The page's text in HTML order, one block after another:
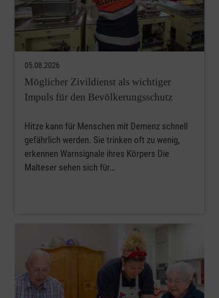
05.08.2026
Möglicher Zivildienst als wichtiger
Impuls für den Bevölkerungsschutz
Hitze kann für Menschen mit Demenz schnell
gefährlich werden. Sie trinken oft zu wenig,
erkennen Warnsignale ihres Körpers Die
Malteser sehen sich für…